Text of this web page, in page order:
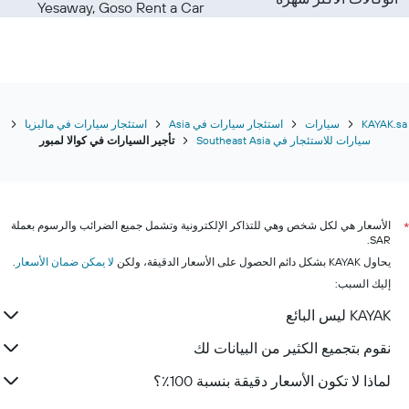
Yesaway, Goso Rent a Car
KAYAK.sa سيارات استئجار سيارات في Asia
استئجار سيارات في ماليزيا
سيارات للاستئجار في Southeast Asia
تأجير السيارات في كوالا لمبور
*
الأسعار هي لكل شخص وهي للتذاكر الإلكترونية وتشمل جميع الضرائب والرسوم بعملة
SAR.
يحاول KAYAK بشكل دائم الحصول على الأسعار الدقيقة، ولكن
لا يمكن ضمان الأسعار
إليك السبب:
KAYAK ليس البائع
نقوم بتجميع الكثير من البيانات لك
لماذا لا تكون الأسعار دقيقة بنسبة 100٪؟